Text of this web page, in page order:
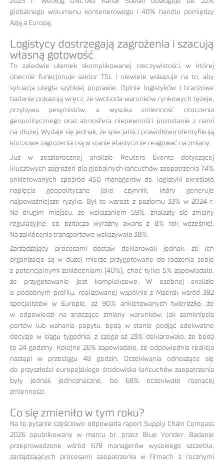
globalnego wolumenu kontenerowego i 40% handlu pomiędzy
Azją a Europą.
Logistycy dostrzegają zagrożenia i szacują
własną gotowość
To zaledwie ułamek skomplikowanej rzeczywistości, w której
obecnie funkcjonuje sektor TSL i niewiele wskazuje na to, aby
sytuacja uległa szybkiej poprawie. Opinie logistyków i branżowe
badania pokazują wręcz, że swoboda warunków rynkowych tężeje,
przybywa pesymistów, a wysoka zmienność otoczenia
geopolitycznego oraz atmosfera niepewności pozostanie z nami
na dłużej. Wydaje się jednak, że specjaliści prawidłowo identyfikują
kluczowe zagrożenia i są w stanie elastycznie reagować na zmiany.
Już w zeszłorocznej analizie Reuters Events dotyczącej
kluczowych zagrożeń dla globalnych łańcuchów zaopatrzenia 74%
ankietowanych spośród 450 managerów ds. logistyki określało
napięcia geopolityczne jako czynnik, który generuje
najpoważniejsze ryzyka. Był to wzrost z poziomu 33% w 2024 r.
Na drugim miejscu, ze wskazaniem 59%, znalazły się zmiany
regulacyjne, co oznacza wyraźny awans z 8% rok wcześniej.
Na zakłócenia transportowe wskazywało 38%.
Zarządzający procesami dostaw deklarowali jednak, że ich
organizacje są w dużej mierze przygotowane do radzenia sobie
z potencjalnymi zakłóceniami (40%), choć tylko 5% zapowiadało,
że przygotowanie jest kompleksowe. W osobnej analizie
o podobnym profilu, realizowanej wspólnie z Maersk wśród 392
specjalistów w Europie, aż 90% ankietowanych twierdziło, że
w odpowiedzi na znaczące zmiany warunków, jak zamknięcia
portów lub wahania popytu, będą w stanie podjąć adekwatne
decyzje w ciągu tygodnia, z czego aż 23% deklarowało, że będą
to 24 godziny. Kolejne 26% zapowiadało, że odpowiednia reakcja
nastąpi w przeciągu 48 godzin. Oczekiwania odnoszące się
do przyszłości europejskiego środowiska łańcuchów zaopatrzenia
były jednak jednoznaczne, bo 68% oczekiwało rosnącej
zmienności.
Co się zmieniło w tym roku?
Na to pytanie częściowo odpowiada raport Supply Chain Compass
2026 opublikowany w marcu br. przez Blue Yonder. Badanie
przeprowadzone wśród 678 managerów wysokiego szczebla,
zarządzających procesami zaopatrzenia w firmach z rocznymi